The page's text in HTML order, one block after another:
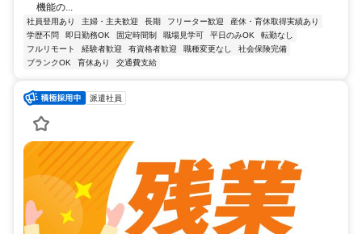
機能の...
社員登用あり 主婦・主夫歓迎 長期 フリーター歓迎
産休・育休取得実績あり
学歴不問
即日勤務OK 固定時間制 職場見学可 平日のみOK
転勤なし
フルリモート
経験者歓迎 有資格者歓迎 職種変更なし
社会保険完備
ブランクOK
育休あり 交通費支給
派遣社員